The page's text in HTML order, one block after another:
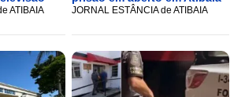
ATIBAIA JORNAL ESTÂNCIA de ATIBAIA